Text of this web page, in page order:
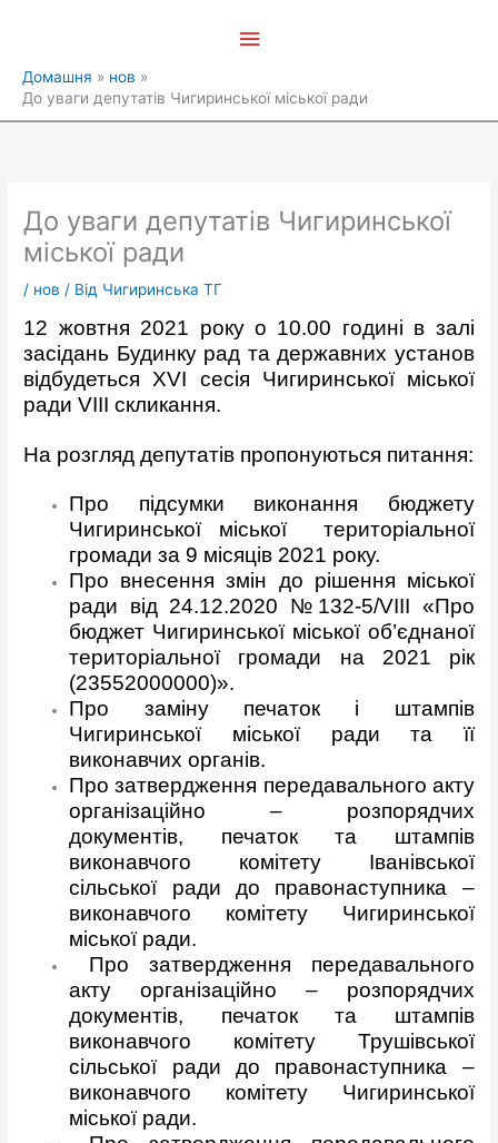
Домашня
нов
До уваги депутатів Чигиринської міської ради
До уваги депутатів Чигиринської
міської ради
/ нов / Від Чигиринська ТГ
12 жовтня 2021 року о 10.00 годині в залі
засідань Будинку рад та державних установ
відбудеться ХVІ сесія Чигиринської міської
ради VIІІ скликання.
На розгляд депутатів пропонуються питання:
Про підсумки виконання бюджету
Чигиринської міської територіальної
громади за 9 місяців 2021 року.
Про внесення змін до рішення міської
ради від 24.12.2020 №132-5/VІІІ «Про
бюджет Чигиринської міської об’єднаної
територіальної громади на 2021 рік
(23552000000)».
Про заміну печаток і штампів
Чигиринської міської ради та її
виконавчих органів.
Про затвердження передавального акту
організаційно – розпорядчих
документів, печаток та штампів
виконавчого комітету Іванівської
сільської ради до правонаступника –
виконавчого комітету Чигиринської
міської ради.
Про затвердження передавального
акту організаційно – розпорядчих
документів, печаток та штампів
виконавчого комітету Трушівської
сільської ради до правонаступника –
виконавчого комітету Чигиринської
міської ради.